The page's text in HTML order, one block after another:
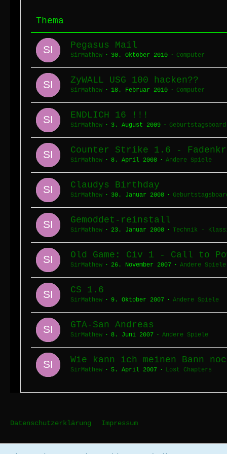
Thema
Pegasus Mail
SirMathew 30. Oktober 2010 Computer
ZyWALL USG 100 hacken??
SirMathew 18. Februar 2010 Computer
ENDLICH 16 !!!
SirMathew 3. August 2009 Geburtstagsboard
Counter Strike 1.6 -
SirMathew 8. April 2008 Andere Spiele
Claudys Birthday
SirMathew 30. Januar 2008
Gemoddet-reinstall
SirMathew 23. Januar 2008 Technik -
Old Game: Civ 1 - Call to
SirMathew 26. November 2007 Andere Spiele
CS 1.6
SirMathew 9. Oktober 2007 Andere Spiele
GTA-San Andreas
SirMathew 8. Juni 2007 Andere Spiele
Wie kann ich meinen Bann
SirMathew 5. April 2007 Lost Chapters
Datenschutzerklärung Impressum